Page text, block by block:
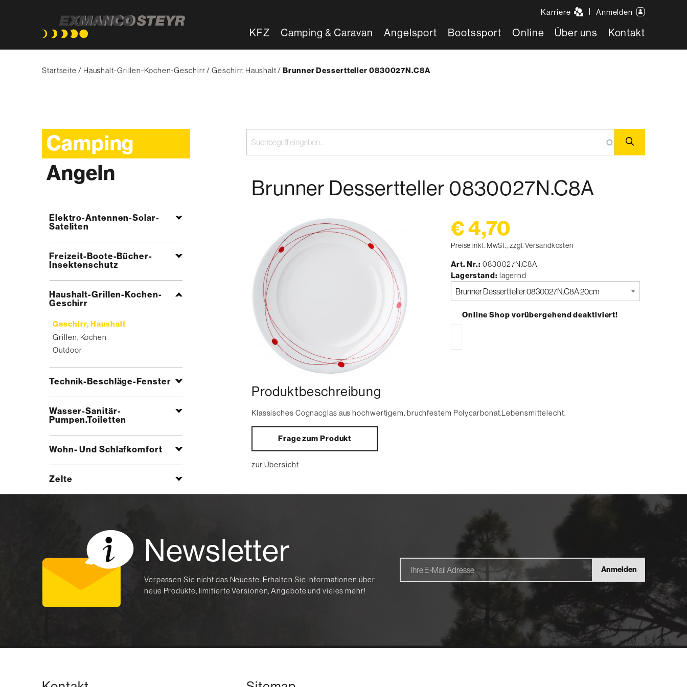
Karriere Anmelden
KFZ Camping & Caravan Angelsport Bootssport Online Über uns Kontakt
Startseite
Haushalt-Grillen-Kochen-Geschirr Geschirr, Haushalt {'Current'|t}:
Brunner Dessertteller 0830027N.C8A
Brunner Dessertteller 0830027N.C8A
€ 4,70
Preise inkl. MwSt., zzgl. Versandkosten
Art. Nr. 0830027N.C8A
Lagerstand lagernd
Bitte
auswählen
Online Shop vorübergehend deaktiviert!
Produktbeschreibung
Klassisches Cognacglas aus hochwertigem, bruchfestem Polycarbonat.Lebensmittelecht.
Frage zum Produkt
zur Übersicht
Camping
Angeln
Elektro-Antennen-Solar-
Sateliten
Freizeit-Boote-Bücher-
Insektenschutz
Haushalt-Grillen-Kochen-
Geschirr
Geschirr, Haushalt
Grillen, Kochen
Outdoor
Technik-Beschläge-Fenster
Wasser-Sanitär-
Pumpen.Toiletten
Wohn- Und Schlafkomfort
Zelte
Newsletter
Verpassen Sie nicht das Neueste. Erhalten Sie Informationen über
neue Produkte, limitierte Versionen, Angebote und vieles mehr!
Anmelden